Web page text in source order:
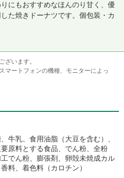
にもおすすめなほんのり甘く、優
た焼きドーナツです。個包装・カ
ざいます。
マートフォンの機種、モニターによっ
牛乳、食用油脂（大豆を含む）、
原料とする食品、でん粉、全粉
でん粉、膨張剤、卵殻未焼成カル
料、着色料（カロチン）